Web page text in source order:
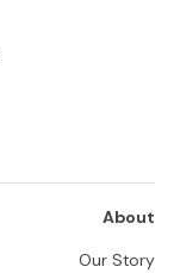
About
Our Story